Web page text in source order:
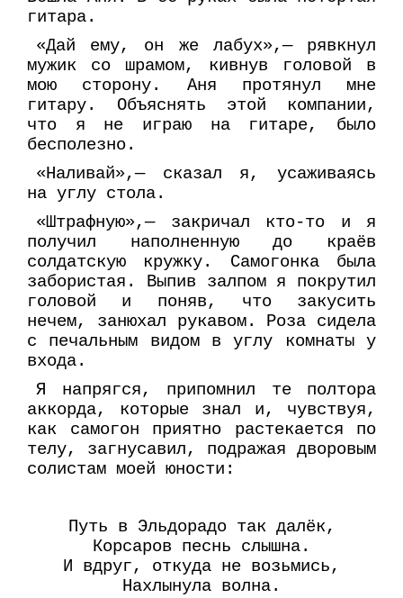
гитара.
«Дай ему, он же лабух»,— рявкнул
мужик со шрамом, кивнув головой в
мою сторону. Аня протянул мне
гитару. Объяснять этой компании,
что я не играю на гитаре, было
бесполезно.
«Наливай»,— сказал я, усаживаясь
на углу стола.
«Штрафную»,— закричал кто-то и я
получил наполненную до краёв
солдатскую кружку. Самогонка была
забористая. Выпив залпом я покрутил
головой и поняв, что закусить
нечем, занюхал рукавом. Роза сидела
с печальным видом в углу комнаты у
входа.
Я напрягся, припомнил те полтора
аккорда, которые знал и, чувствуя,
как самогон приятно растекается по
телу, загнусавил, подражая дворовым
солистам моей юности:
Путь в Эльдорадо так далёк,
Корсаров песнь слышна.
И вдруг, откуда не возьмись,
Нахлынула волна.